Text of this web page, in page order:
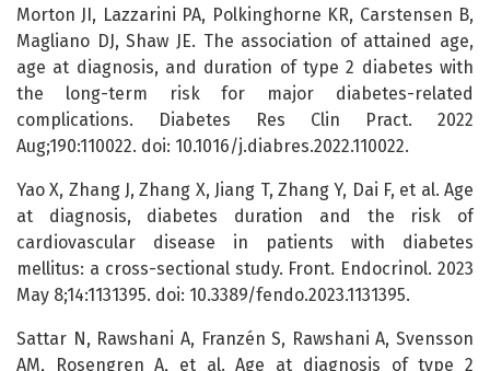
Morton JI, Lazzarini PA, Polkinghorne KR, Carstensen B,
Magliano DJ, Shaw JE. The association of attained age,
age at diagnosis, and duration of type 2 diabetes with
the long-term risk for major diabetes-related
complications. Diabetes Res Clin Pract. 2022
Aug;190:110022. doi: 10.1016/j.diabres.2022.110022.
Yao X, Zhang J, Zhang X, Jiang T, Zhang Y, Dai F, et al. Age
at diagnosis, diabetes duration and the risk of
cardiovascular disease in patients with diabetes
mellitus: a cross-sectional study. Front. Endocrinol. 2023
May 8;14:1131395. doi: 10.3389/fendo.2023.1131395.
Sattar N, Rawshani A, Franzén S, Rawshani A, Svensson
AM, Rosengren A, et al. Age at diagnosis of type 2